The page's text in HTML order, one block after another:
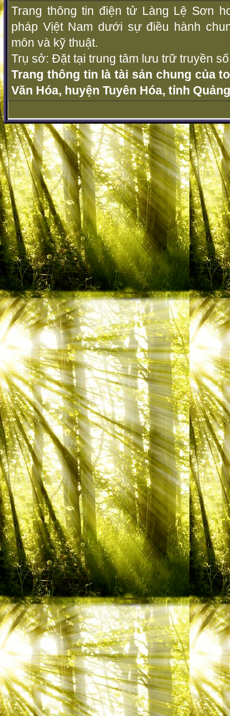
Trang thông tin điện tử Làng Lệ Sơn
pháp Vịệt Nam dưới sự điều hành
môn và kỹ thuật.
Trụ sở: Đặt tại trung tâm lưu trữ truyền
Trang thông tin là tài sản chung của
Văn Hóa, huyện Tuyên Hóa, tỉnh